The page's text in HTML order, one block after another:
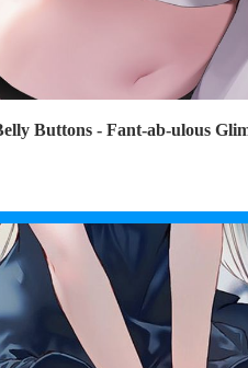
Buttons - Fant-ab-ulous